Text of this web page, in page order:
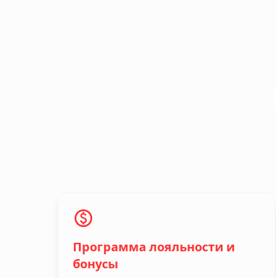
Программа лояльности и
бонусы